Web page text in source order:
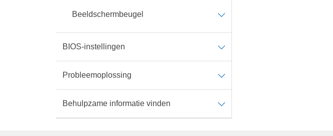
Beeldschermbeugel
BIOS-instellingen
Probleemoplossing
Behulpzame informatie vinden